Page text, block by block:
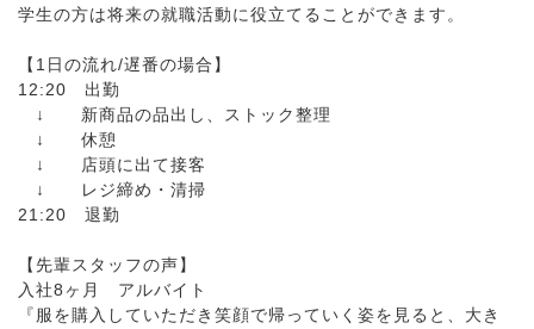
学生の方は将来の就職活動に役立てることができます。
【1日の流れ/遅番の場合】
12:20 出勤
↓ 新商品の品出し、ストック整理
↓ 休憩
↓ 店頭に出て接客
↓ レジ締め・清掃
21:20 退勤
【先輩スタッフの声】
入社8ヶ月 アルバイト
『服を購入していただき笑顔で帰っていく姿を見ると、大き